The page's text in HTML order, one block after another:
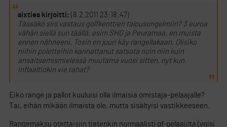
sixties kirjoitti: (8.2.2011 23:18:47)
Tässäkö siis vastaus golfkenttien talousongelmiin? 3 euroa
vähän siellä sun täällä, esim SHG ja Peuramaa, en muista
ennen nähneeni. Tosin en juuri käy rangellakaan. Olisiko
niihin poletteihin kannattanut satsata noin niin kuin
ansaitsemismielessä muutama vuosi sitten, nyt kun
inflaaltiokin vie rahat?
Eikö range ja pallot kuuluisi olla ilmaisia omistaja-pelaajalle?
Tai, eihän mikään ilmaista ole, mutta sisältyisi vastikkeeseen.
Rangemaksu otettaisiin tietenkin normaalisti gf-pelaajilta (voisi